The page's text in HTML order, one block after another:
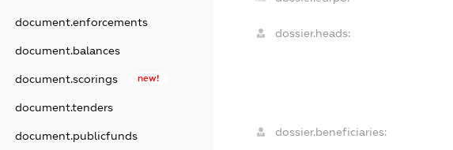
document.enforcements
document.balances
document.scorings new!
document.tenders
document.publicfunds
dossier.heads:
dossier.beneficiaries: